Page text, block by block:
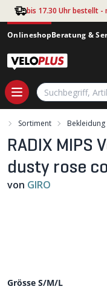
Zum Hauptinhalt
bis 17.30 Uhr bestellt
OnlineshopBeratung &
Sortiment Bekleidung
RADIX
dusty rose
von GIRO
Grösse S/M/L